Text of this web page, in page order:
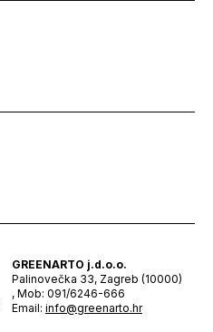
GREENARTO j.d.o.o.
Palinovečka 33, Zagreb (10000)
, Mob: 091/6246-666
Email: info@greenarto.hr